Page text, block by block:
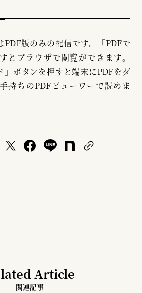
版のみの配信です。「PDFで
とブラウザで閲覧ができます。
」ボタンを押すと端末にPDFをダ
持ちのPDFビューワーで読めま
Article
関連記事